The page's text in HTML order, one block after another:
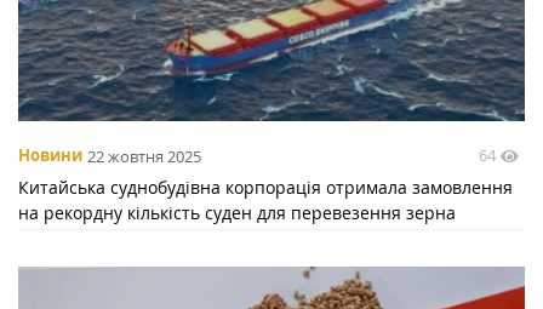
Новини 22 жовтня 2025 64
Китайська суднобудівна корпорація отримала замовлення
на рекордну кількість суден для перевезення зерна